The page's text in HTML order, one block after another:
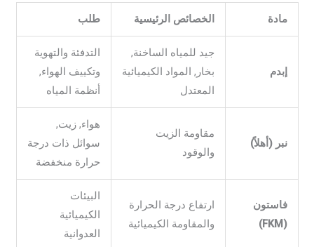
مادة الخصائص الرئيسية طلب
إبدم
جيد للمياه الساخنة,
بخار, المواد الكيميائية
المعتدل
التدفئة والتهوية
وتكييف الهواء,
أنظمة المياه
نبر (أهلاً)
مقاومة الزيت
والوقود
هواء, زيت,
سوائل ذات درجة
حرارة منخفضة
فاستون
(FKM)
ارتفاع درجة الحرارة
والمقاومة الكيميائية
البيئات
الكيميائية
العدوانية